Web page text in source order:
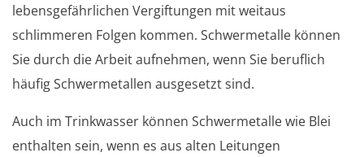
lebensgefährlichen Vergiftungen mit weitaus
schlimmeren Folgen kommen. Schwermetalle können
Sie durch die Arbeit aufnehmen, wenn Sie beruflich
häufig Schwermetallen ausgesetzt sind.
Auch im Trinkwasser können Schwermetalle wie Blei
enthalten sein, wenn es aus alten Leitungen